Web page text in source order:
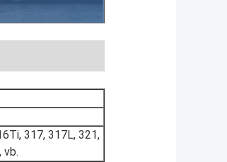
317, 317L, 321,
vb.